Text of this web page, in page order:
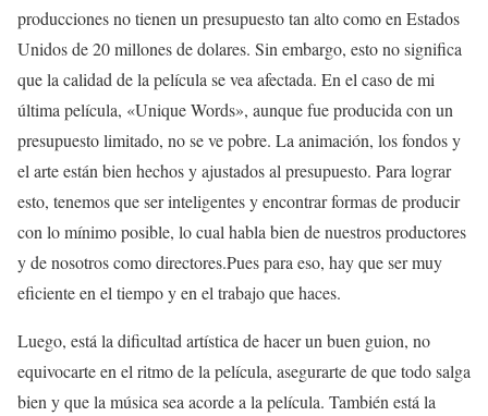
producciones no tienen un presupuesto tan alto como en Estados
Unidos de 20 millones de dolares. Sin embargo, esto no significa
que la calidad de la película se vea afectada. En el caso de mi
última película, «Unique Words», aunque fue producida con un
presupuesto limitado, no se ve pobre. La animación, los fondos y
el arte están bien hechos y ajustados al presupuesto. Para lograr
esto, tenemos que ser inteligentes y encontrar formas de producir
con lo mínimo posible, lo cual habla bien de nuestros productores
y de nosotros como directores.Pues para eso, hay que ser muy
eficiente en el tiempo y en el trabajo que haces.
Luego, está la dificultad artística de hacer un buen guion, no
equivocarte en el ritmo de la película, asegurarte de que todo salga
bien y que la música sea acorde a la película. También está la